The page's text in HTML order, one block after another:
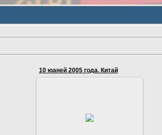
10 юаней 2005 года. Китай
Изображено-Портрет Мао